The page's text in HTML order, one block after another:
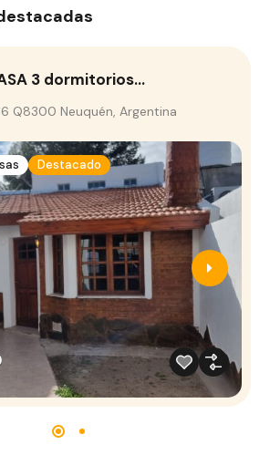
3 dormitorios…
Q8300 Neuquén, Argentina
Destacado